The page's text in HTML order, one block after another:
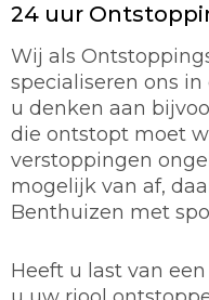
24 uur
Wij als
specialiseren ons
u denken aan
die ontstopt moet
verstoppingen
mogelijk van af,
Benthuizen met
Heeft u last van